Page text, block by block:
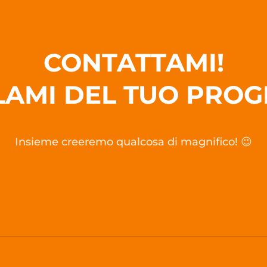
CONTATTAMI!
DEL TUO
Insieme creeremo qualcosa di magnifico! 😉